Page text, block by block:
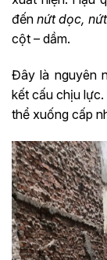
đếnnứt dọc,
cột – dầm.
Đây là nguyên
kết cấu chịu
thể xuống cấp